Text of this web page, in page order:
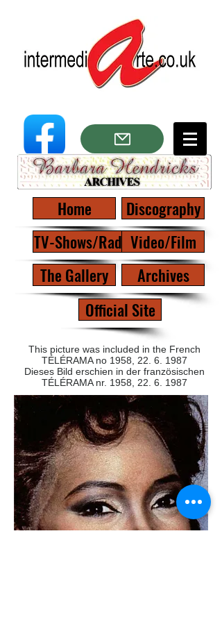
Home
TV-Shows/Radio
The Gallery
Discography
Video/Film
Archives
Official Site
This picture was included in the French
TÉLÉRAMA no 1958, 22. 6. 1987
Dieses Bild erschien in der französischen
TÉLÉRAMA nr. 1958, 22. 6. 1987